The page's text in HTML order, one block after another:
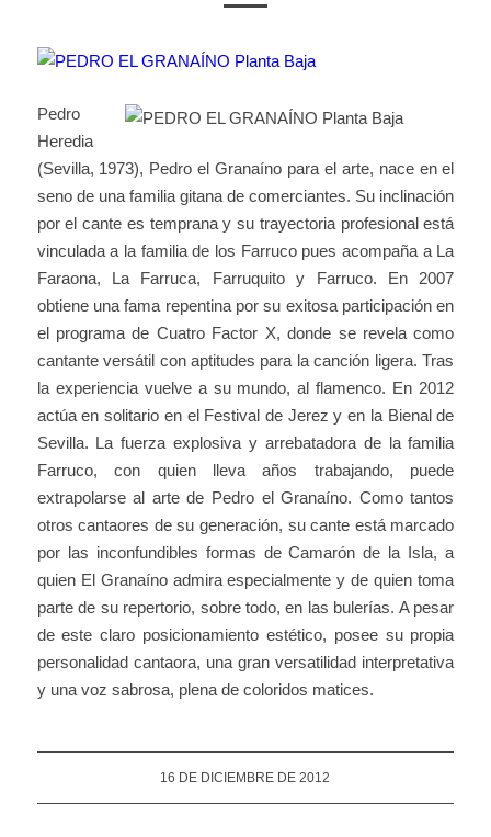
Pedro
Heredia
(Sevilla, 1973), Pedro el Granaíno para el arte, nace en el
seno de una familia gitana de comerciantes. Su inclinación
por el cante es temprana y su trayectoria profesional está
vinculada a la familia de los Farruco pues acompaña a La
Faraona, La Farruca, Farruquito y Farruco. En 2007
obtiene una fama repentina por su exitosa participación en
el programa de Cuatro Factor X, donde se revela como
cantante versátil con aptitudes para la canción ligera. Tras
la experiencia vuelve a su mundo, al flamenco. En 2012
actúa en solitario en el Festival de Jerez y en la Bienal de
Sevilla. La fuerza explosiva y arrebatadora de la familia
Farruco, con quien lleva años trabajando, puede
extrapolarse al arte de Pedro el Granaíno. Como tantos
otros cantaores de su generación, su cante está marcado
por las inconfundibles formas de Camarón de la Isla, a
quien El Granaíno admira especialmente y de quien toma
parte de su repertorio, sobre todo, en las bulerías. A pesar
de este claro posicionamiento estético, posee su propia
personalidad cantaora, una gran versatilidad interpretativa
y una voz sabrosa, plena de coloridos matices.
16 DE DICIEMBRE DE 2012